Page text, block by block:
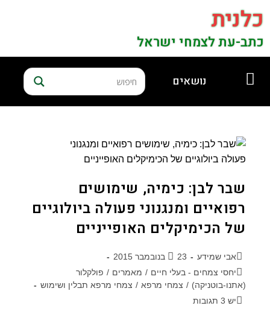
כלנית
כתב-עת לצמחי ישראל
נושאים
שבר לבן: כימיה, שימושים
רפואיים ומנגנוני פעולה ביולוגיים
של הכימיקלים האופייניים
אבי שמידע
23 בנובמבר 2015
יחסי צמחים - בעלי חיים / מאמרים / פולקלור
(אתנו-בוטניקה) / צמחי מרפא / צמחי מרפא תבלין ושימוש
יש 3 תגובות